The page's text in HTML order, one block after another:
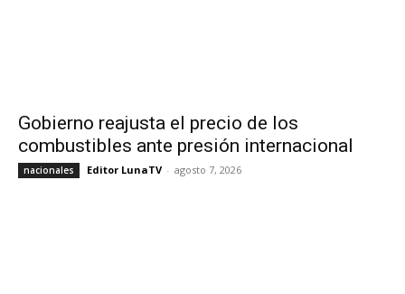
Gobierno reajusta el precio de los
combustibles ante presión internacional
nacionales Editor LunaTV - agosto 7, 2026